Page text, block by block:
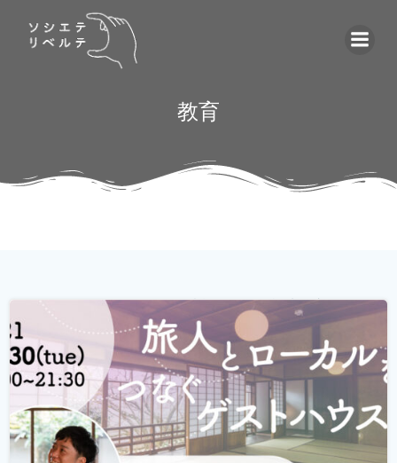
へ
キ
ッ
教育
ゲストハウス。 ローカルな情報が集まる旅先の入り口であ
り、自分とは異なる価値観の人と気軽に出会える交流の
場。 しかし、コロナウィルスの影響で、交流できるゲスト
ハウスに実際に行けることが少なくなり、寂しく感じてい
る旅人もたくさんいらっしゃると...続きを読む